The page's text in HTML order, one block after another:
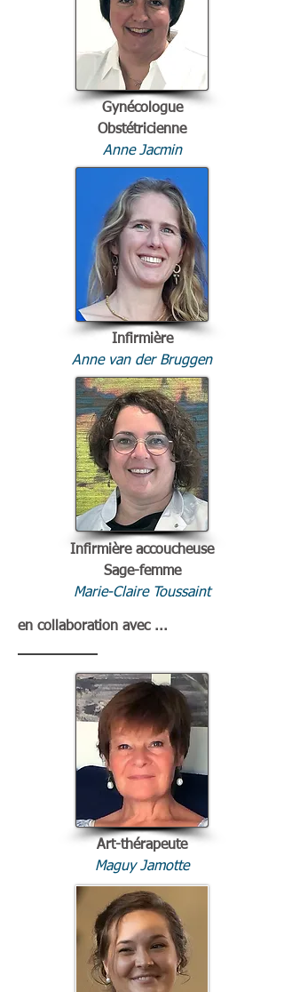
Gynécologue
Obstétricienne
Anne Jacmin
Infirmière
Anne van der Bruggen
Infirmière accoucheuse
Sage-femme
Marie-Claire Toussaint
en collaboration avec ...
Art-thérapeute
Maguy Jamotte